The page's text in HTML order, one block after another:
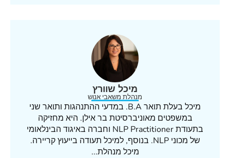
מיכל שוורץ
מנהלת משאבי אנוש
מיכל בעלת תואר B.A. במדעי ההתנהגות ותואר שני
במשפטים מאוניברסיטת בר אילן. היא מחזיקה
בתעודת NLP Practitioner וחברה באיגוד הבינלאומי
של מכוני NLP. בנוסף, למיכל תעודה בייעוץ קריירה.
מיכל מנהלת...